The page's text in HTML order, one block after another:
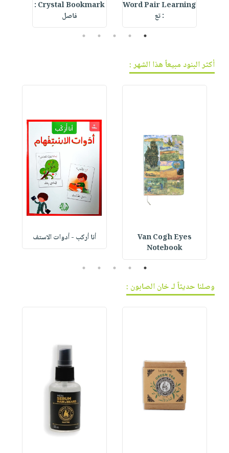
Word Pair Learning
: تع
Crystal Bookmark :
فاصل
1
2
3
4
5
أكثر البنود مبيعاً هذا الشهر :
Van Cogh Eyes
Notebook
أنا أركب - أدوات الاستف
1
2
3
4
5
وصلنا حديثاً لـ خان الصابون :